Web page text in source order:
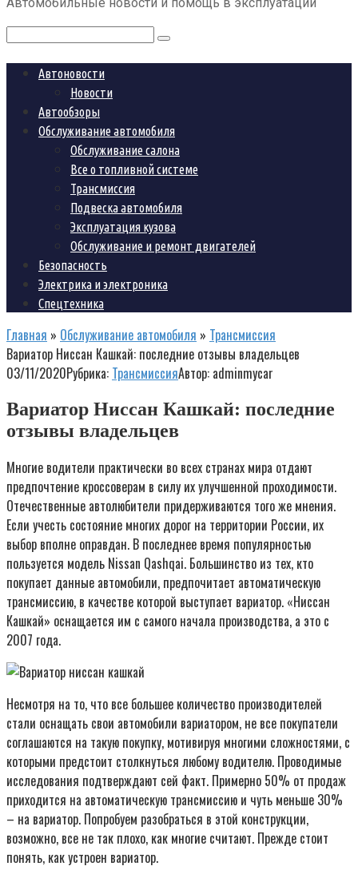
Поиск:
Автоновости
Новости
Автообзоры
Обслуживание автомобиля
Обслуживание салона
Все о топливной системе
Трансмиссия
Подвеска автомобиля
Эксплуатация кузова
Обслуживание и ремонт двигателей
Безопасность
Электрика и электроника
Спецтехника
Главная » Обслуживание автомобиля » Трансмиссия
Вариатор Ниссан Кашкай: последние отзывы владельцев
03/11/2020Рубрика: ТрансмиссияАвтор: adminmycar
Вариатор Ниссан Кашкай: последние
отзывы владельцев
Многие водители практически во всех странах мира отдают
предпочтение кроссоверам в силу их улучшенной проходимости.
Отечественные автолюбители придерживаются того же мнения.
Если учесть состояние многих дорог на территории России, их
выбор вполне оправдан. В последнее время популярностью
пользуется модель Nissan Qashqai. Большинство из тех, кто
покупает данные автомобили, предпочитает автоматическую
трансмиссию, в качестве которой выступает вариатор. «Ниссан
Кашкай» оснащается им с самого начала производства, а это с
2007 года.
Несмотря на то, что все большее количество производителей
стали оснащать свои автомобили вариатором, не все покупатели
соглашаются на такую покупку, мотивируя многими сложностями, с
которыми предстоит столкнуться любому водителю. Проводимые
исследования подтверждают сей факт. Примерно 50% от продаж
приходится на автоматическую трансмиссию и чуть меньше 30%
– на вариатор. Попробуем разобраться в этой конструкции,
возможно, все не так плохо, как многие считают. Прежде стоит
понять, как устроен вариатор.